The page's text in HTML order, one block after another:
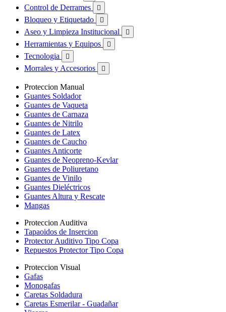
Control de Derrames 
Bloqueo y Etiquetado 
Aseo y Limpieza Institucional 
Herramientas y Equipos 
Tecnologia 
Morrales y Accesorios 
Proteccion Manual
Guantes Soldador
Guantes de Vaqueta
Guantes de Carnaza
Guantes de Nitrilo
Guantes de Latex
Guantes de Caucho
Guantes Anticorte
Guantes de Neopreno-Kevlar
Guantes de Poliuretano
Guantes de Vinilo
Guantes Dieléctricos
Guantes Altura y Rescate
Mangas
Proteccion Auditiva
Tapaoidos de Insercion
Protector Auditivo Tipo Copa
Repuestos Protector Tipo Copa
Proteccion Visual
Gafas
Monogafas
Caretas Soldadura
Caretas Esmerilar - Guadañar